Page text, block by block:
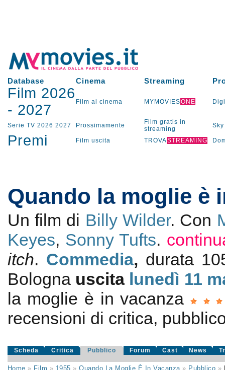
Database Cinema Streaming
Film 2026
- 2027 Film al cinema MYMOVIESONE
Serie TV 2026 2027 Prossimamente
Film gratis in
streaming
Sky
Premi Film uscita TROVASTREAMING
Quando la moglie è
Un film di Billy Wilder. Con
Keyes, Sonny Tufts.
itch. Commedia, durata
Bologna uscita lunedì 11
la moglie è in vacanza
recensioni di critica,
Scheda Critica Pubblico Forum Cast News
Home » Film » 1955 »Quando La Moglie È In Vacanza» Pubblico »